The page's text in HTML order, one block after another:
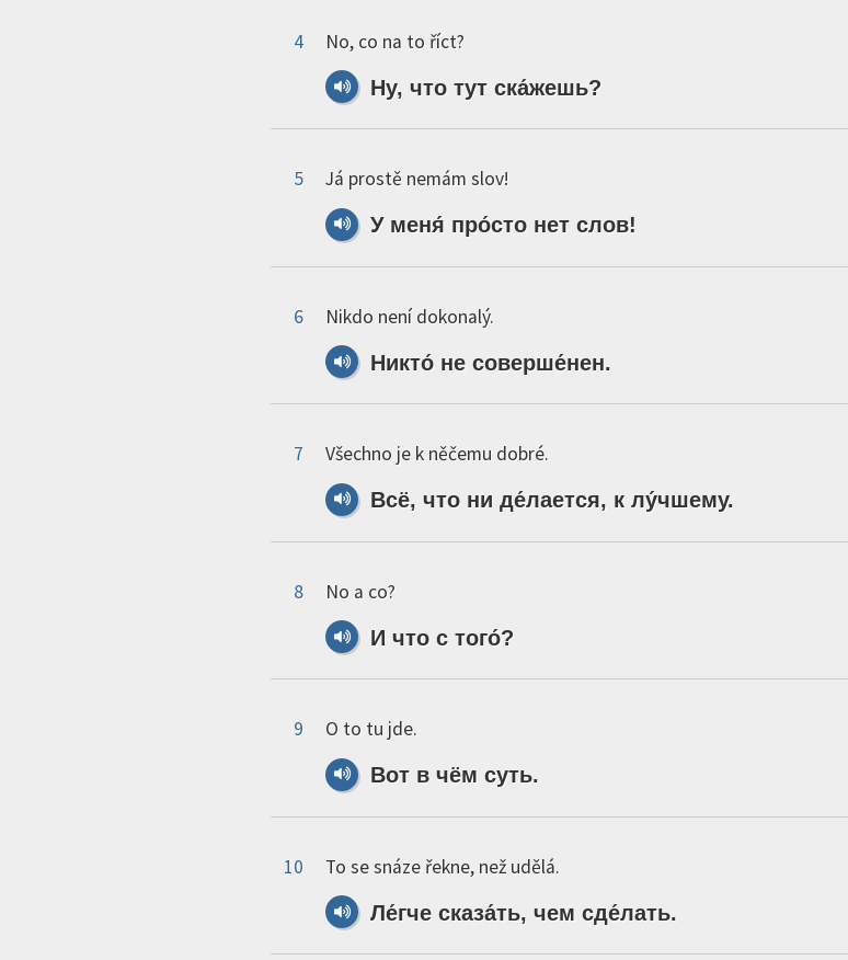
4
No, co na to říct?
Ну, что тут ска́жешь?
5
Já prostě nemám slov!
У меня́ про́сто нет слов!
6
Nikdo není dokonalý.
Никто́ не соверше́нен.
7
Všechno je k něčemu dobré.
Всё, что ни де́лается, к лу́чшему.
8
No a co?
И что с того́?
9
O to tu jde.
Вот в чём суть.
10
To se snáze řekne, než udělá.
Ле́гче сказа́ть, чем сде́лать.